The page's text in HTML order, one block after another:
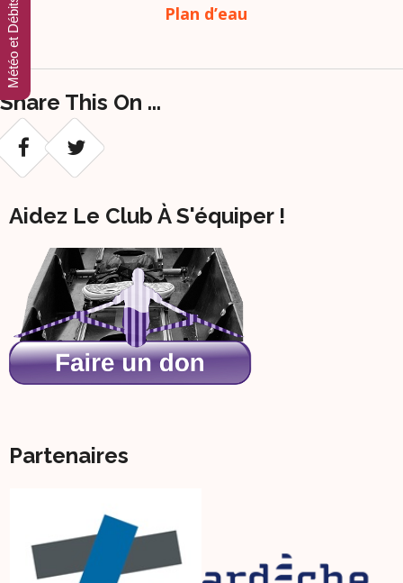
Plan d’eau
Share This On ...
Aidez Le Club À S'équiper !
Partenaires
Météo et Débits